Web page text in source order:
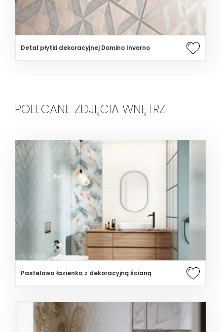
Detal płytki dekoracyjnej Domino Inverno
POLECANE ZDJĘCIA WNĘTRZ
Pastelowa łazienka z dekoracyjną ścianą